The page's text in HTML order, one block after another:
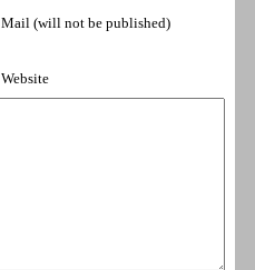
Mail (will not be published)
Website